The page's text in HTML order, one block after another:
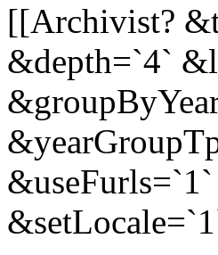
[[Archivist?
&depth=`4`